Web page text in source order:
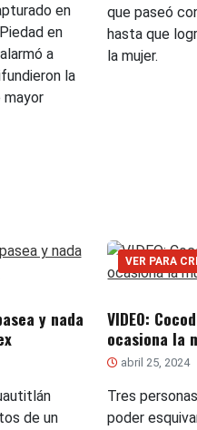
en
en
a
la
que paseó
hasta que
la mujer.
y nada
de un
VER PARA
VIDEO:
ocasiona la
abril 25, 2024
Tres
poder